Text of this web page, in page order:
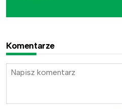
Komentarze